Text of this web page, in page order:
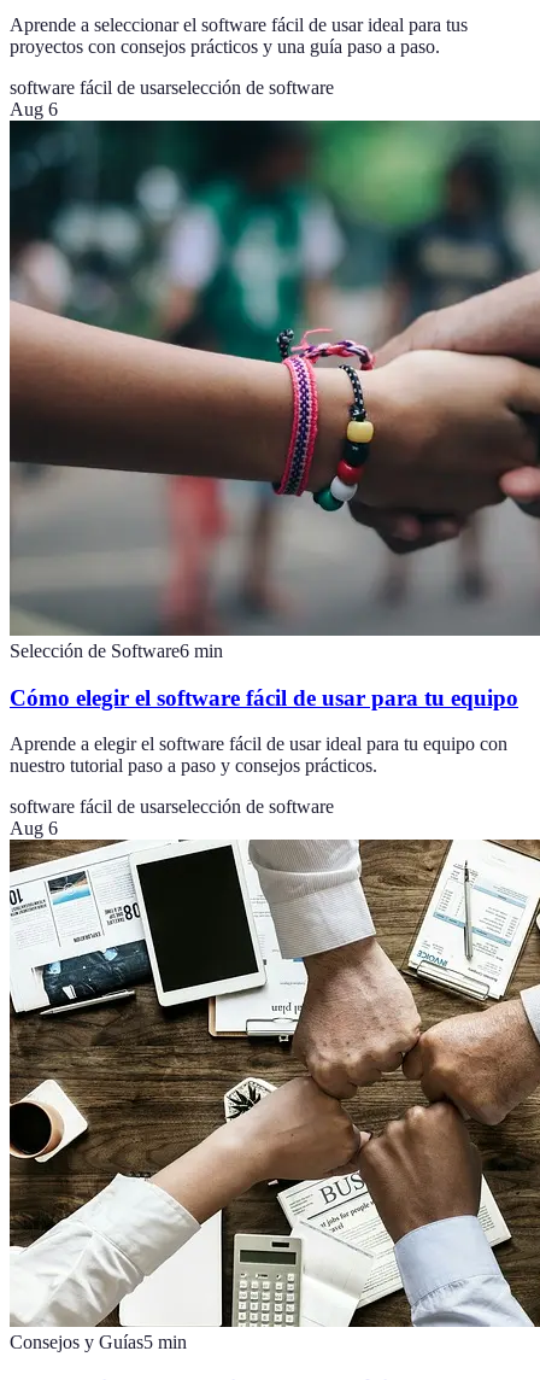
Aprende a seleccionar el software fácil de usar ideal para tus
proyectos con consejos prácticos y una guía paso a paso.
software fácil de usarselección de software
Aug 6
Selección de Software6 min
Cómo elegir el software fácil de usar para tu equipo
Aprende a elegir el software fácil de usar ideal para tu equipo con
nuestro tutorial paso a paso y consejos prácticos.
software fácil de usarselección de software
Aug 6
Consejos y Guías5 min